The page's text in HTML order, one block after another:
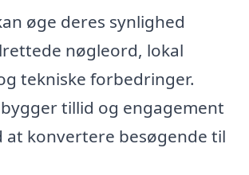
øge deres synlighed
nøgleord, lokal
tekniske forbedringer.
tillid og engagement
konvertere besøgende til